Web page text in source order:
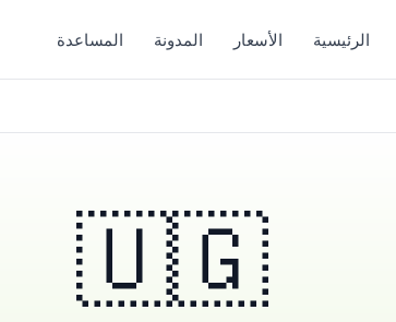
الرئيسية الأسعار المدونة المساعدة
🇺🇬